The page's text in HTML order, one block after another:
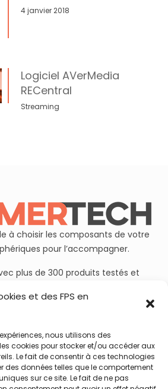
et des FPS en
nous utilisons des
cookies pour stocker et/ou accéder aux
Le fait de consentir à ces technologies
des données telles que le comportement
sur ce site. Le fait de ne pas
4 janvier 2018
Logiciel AVerMedia
RECentral
Streaming
à choisir les composants de votre
pour l’accompagner.
plus de 300 produits testés et
de 50 000 abonnés sur
YouTube
nous sur :